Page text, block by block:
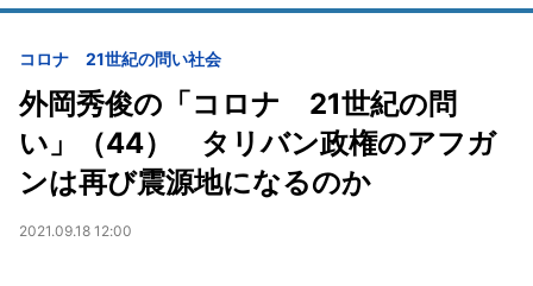
コロナ 21世紀の問い社会
外岡秀俊の「コロナ 21世紀の問
い」（44） タリバン政権のアフガ
ンは再び震源地になるのか
2021.09.18 12:00